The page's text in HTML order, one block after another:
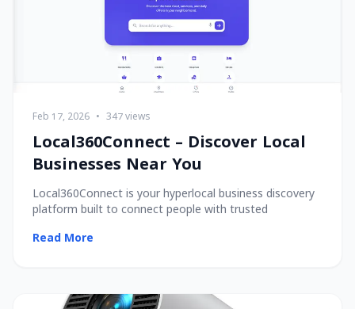
Feb 17, 2026 • 347 views
Local360Connect – Discover Local
Businesses Near You
Local360Connect is your hyperlocal business discovery
platform built to connect people with trusted
Read More